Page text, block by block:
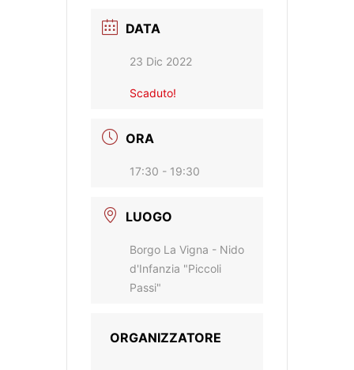
DATA
23 Dic 2022
Scaduto!
ORA
17:30 - 19:30
LUOGO
Borgo La Vigna - Nido
d'Infanzia "Piccoli
Passi"
ORGANIZZATORE